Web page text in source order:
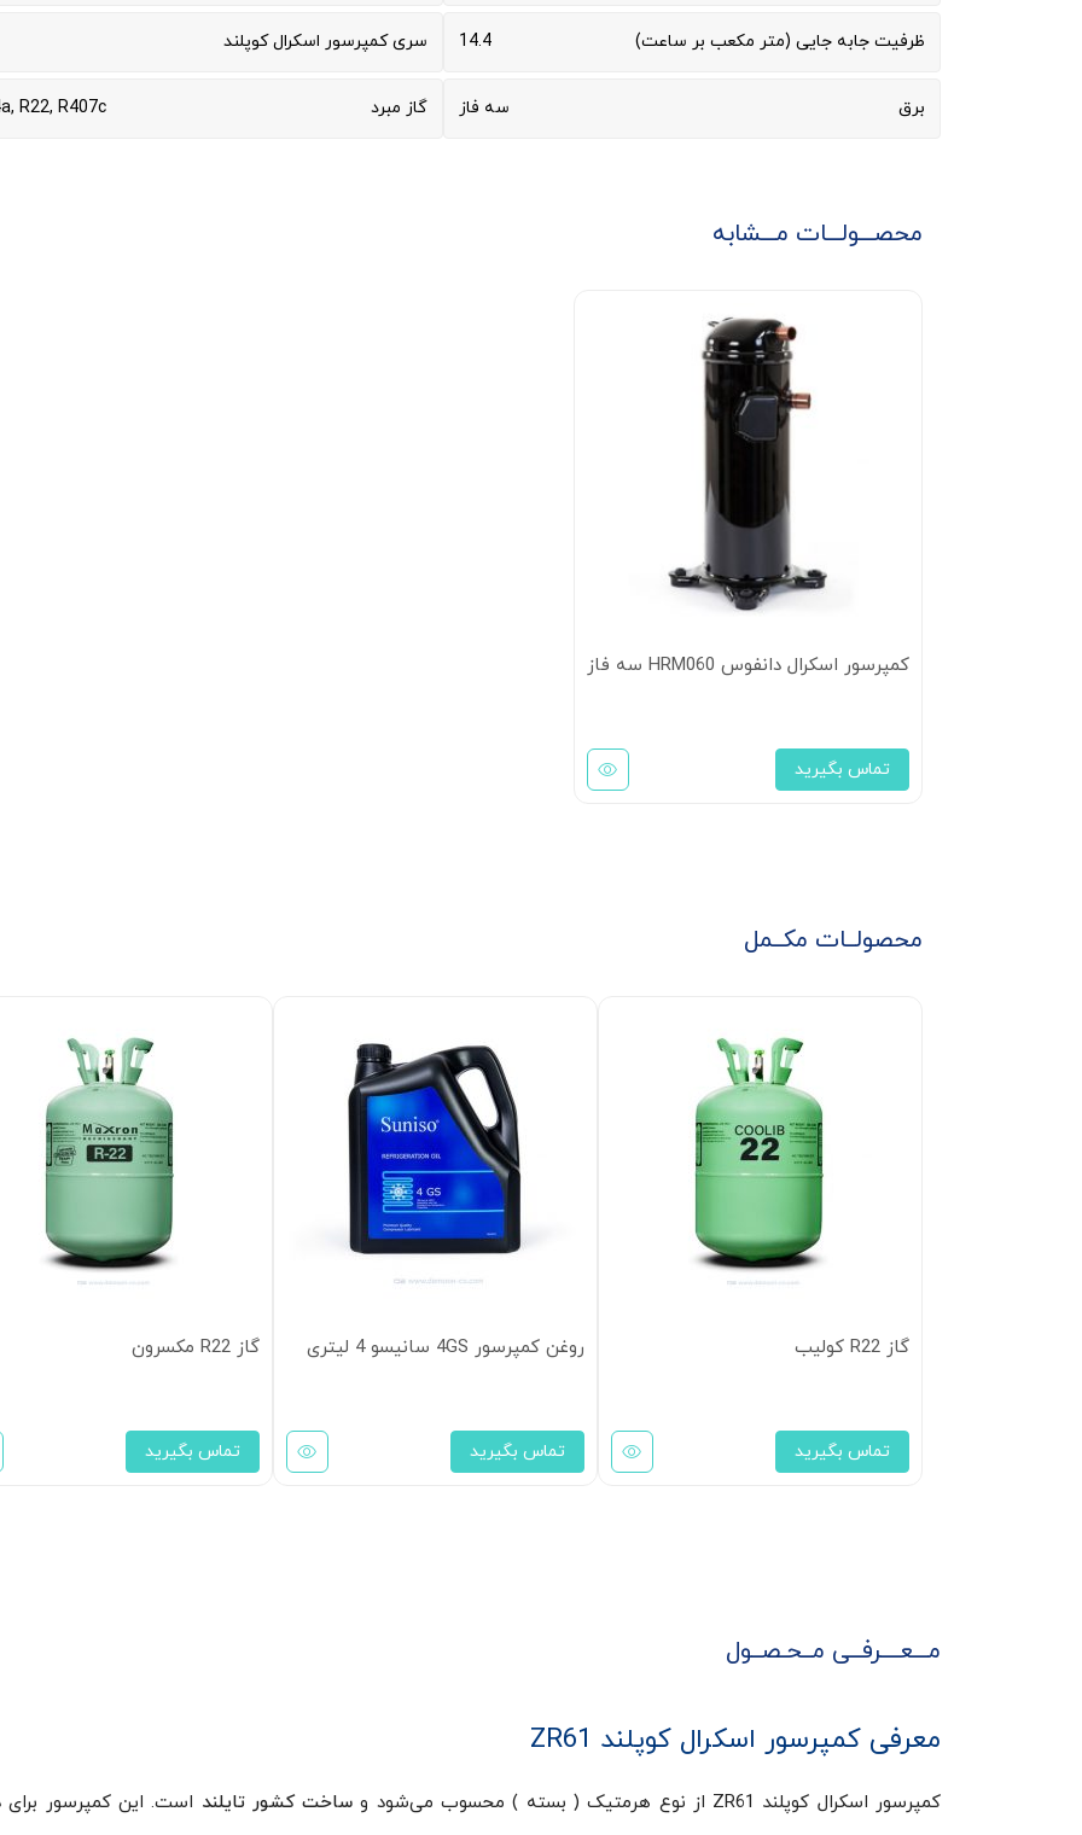
ظرفیت جابه جایی (متر مکعب بر ساعت) 14.4
برق سه فاز
سری کمپرسور اسکرال کوپلند
گاز مبرد R22, R407c
محصـــولـــات مـــشابه
کمپرسور اسکرال دانفوس HRM060 سه فاز
تماس بگیرید
محصولــات مکــمل
گاز R22 کولیب
تماس بگیرید
روغن کمپرسور 4GS سانیسو 4 لیتری
تماس بگیرید
گاز R22 مکسرون
تماس بگیرید
مـــعــــرفــی مــحـصــول
معرفی کمپرسور اسکرال کوپلند ZR61
کمپرسور اسکرال کوپلند ZR61 از نوع هرمتیک ( بسته ) محسوب‌ می‌شود و ساخت کشور تایلند است. این کمپرسور برای